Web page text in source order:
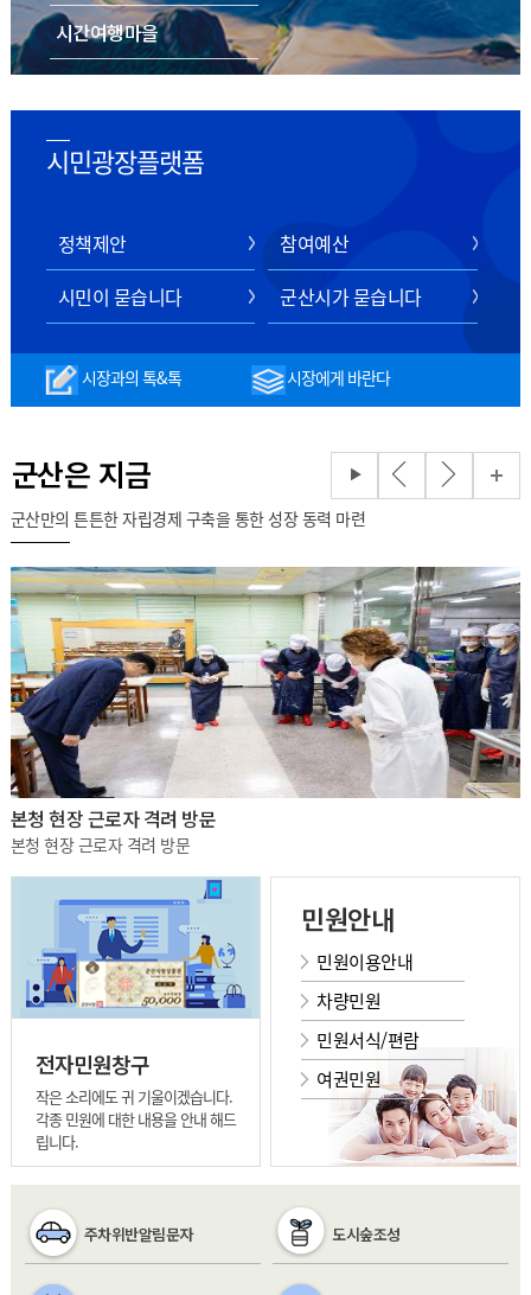
시간여행마을
스마트 관광 전자지도
시민광장플랫폼
정책제안
참여예산
시민이 묻습니다
군산시가 묻습니다
시장과의 톡&톡 시장에게 바란다
군산은 지금
군산만의 튼튼한 자립경제 구축을 통한 성장 동력 마련
본청 현장 근로자 격려 방문
본청 현장 근로자 격려 방문
전자민원창구
작은 소리에도 귀 기울이겠습니다.
각종 민원에 대한 내용을 안내 해드
립니다.
민원안내
민원이용안내
차량민원
민원서식/편람
여권민원
주차위반알림문자 도시숲조성